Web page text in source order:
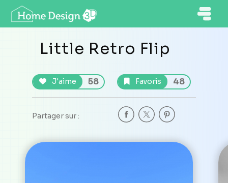
Little Retro Flip
J'aime 58 Favoris 48
Partager sur :